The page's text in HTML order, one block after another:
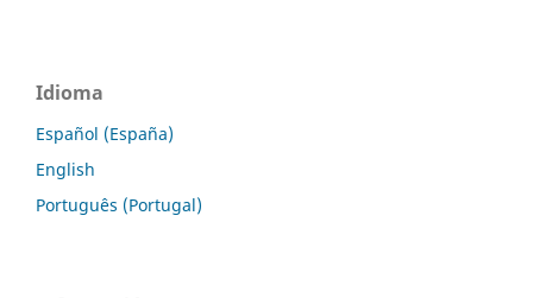
Idioma
Español (España)
English
Português (Portugal)